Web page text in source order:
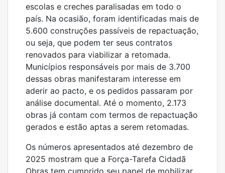
escolas e creches paralisadas em todo o
país. Na ocasião, foram identificadas mais de
5.600 construções passíveis de repactuação,
ou seja, que podem ter seus contratos
renovados para viabilizar a retomada.
Municípios responsáveis por mais de 3.700
dessas obras manifestaram interesse em
aderir ao pacto, e os pedidos passaram por
análise documental. Até o momento, 2.173
obras já contam com termos de repactuação
gerados e estão aptas a serem retomadas.
Os números apresentados até dezembro de
2025 mostram que a Força-Tarefa Cidadã
Obras tem cumprido seu papel de mobilizar